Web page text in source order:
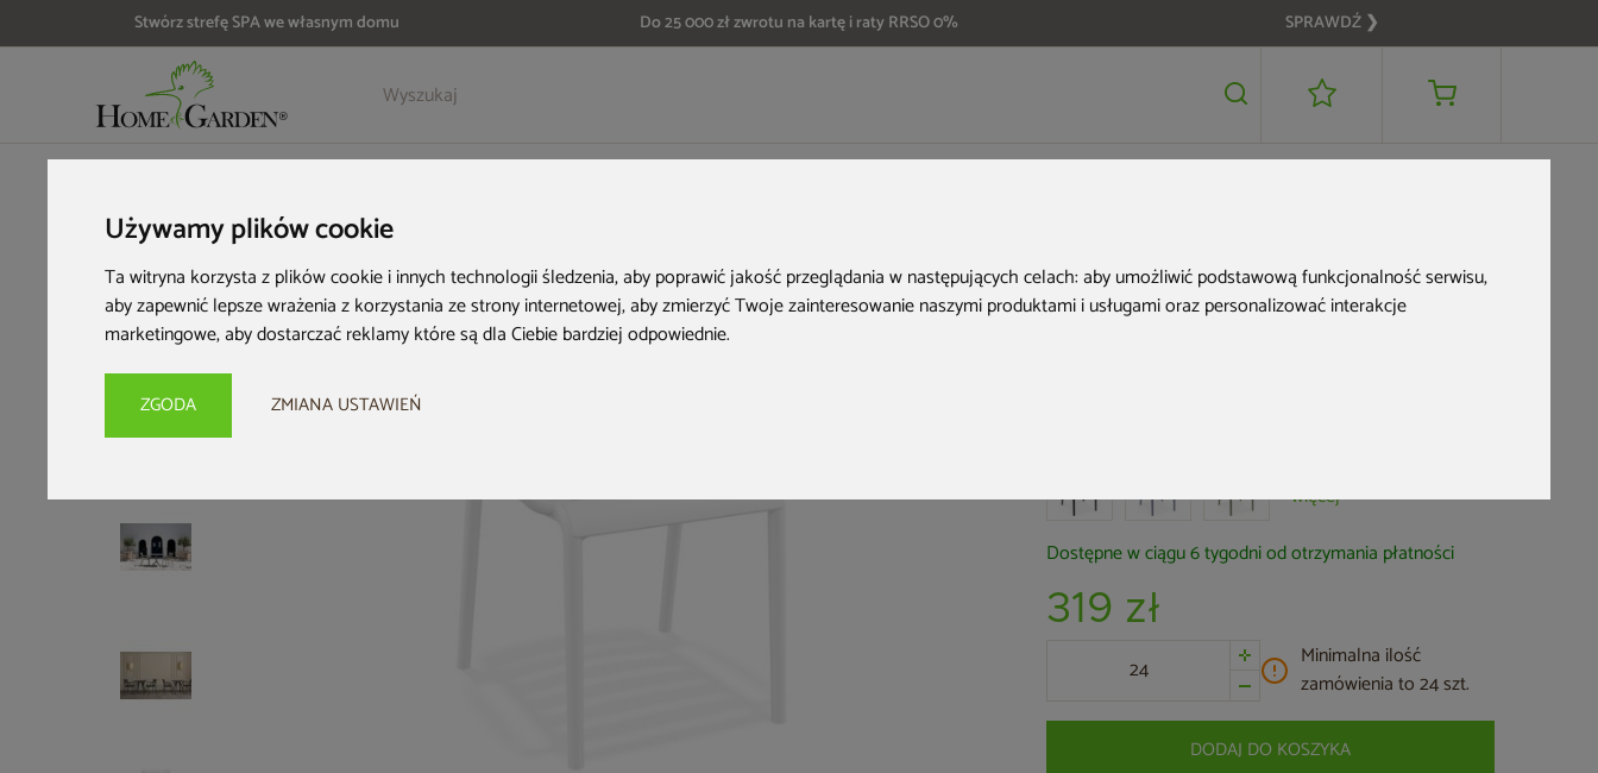
Używamy plików cookie
Ta witryna korzysta z plików cookie i innych technologii śledzenia, aby poprawić jakość przeglądania w następujących celach:aby umożliwić podstawową funkcjonalność serwisu,
aby zapewnić lepsze wrażenia z korzystania ze strony internetowej,aby zmierzyć Twoje zainteresowanie naszymi produktami i usługami oraz personalizować interakcje
marketingowe,aby dostarczać reklamy które są dla Ciebie bardziej odpowiednie.
ZGODA ZMIANA USTAWIEŃ
Stwórz strefę SPA we własnym domu Do 25 000 zł zwrotu na kartę i raty RRSO 0% SPRAWDŹ ❯
Szczegóły Opinie 319 zł DODAJ DO KOSZYKA
Krzesło Siesta Paris
więcej
Dostępne w ciągu 6 tygodni od otrzymania płatności
319 zł
Minimalna ilość
zamówienia to 24 szt.
DODAJ DO KOSZYKA